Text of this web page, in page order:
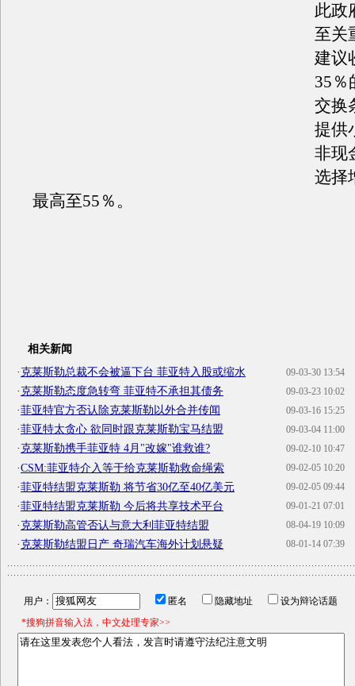
此政
至关
建议
35％
交换
提供
非现
选择
最高至55％。
相关新闻
09-03-30 13:54
·克莱斯勒总裁不会被逼下台 菲亚特入股或缩水
09-03-23 10:02
·克莱斯勒态度急转弯 菲亚特不承担其债务
09-03-16 15:25
·菲亚特官方否认除克莱斯勒以外合并传闻
09-03-04 11:00
·菲亚特太贪心 欲同时跟克莱斯勒宝马结盟
09-02-10 10:47
·克莱斯勒携手菲亚特 4月"改嫁"谁救谁?
09-02-05 10:20
·CSM:菲亚特介入等于给克莱斯勒救命绳索
09-02-05 09:44
·菲亚特结盟克莱斯勒 将节省30亿至40亿美元
09-01-21 07:01
·菲亚特结盟克莱斯勒 今后将共享技术平台
08-04-19 10:09
·克莱斯勒高管否认与意大利菲亚特结盟
08-01-14 07:39
·克莱斯勒结盟日产 奇瑞汽车海外计划悬疑
用户： 匿名 隐藏地址
设为辩论话题
*搜狗拼音输入法，中文处理专家>>